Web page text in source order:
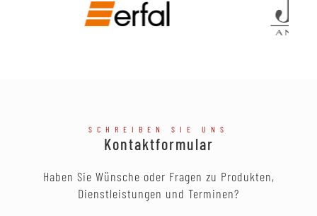
SCHREIBEN SIE UNS
Kontaktformular
Haben Sie Wünsche oder Fragen zu Produkten,
Dienstleistungen und Terminen?